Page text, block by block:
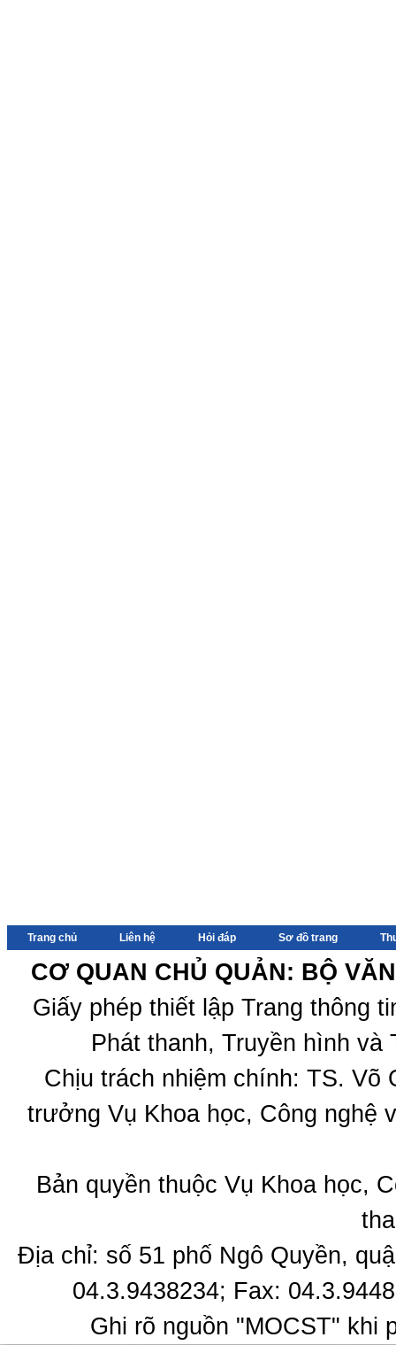
Trang chủ Liên hệ Hỏi đáp Sơ đồ trang
CƠ QUAN CHỦ QUẢN: BỘ
Giấy phép thiết lập Trang thông
Phát thanh, Truyền hình
Chịu trách nhiệm chính: TS.
trưởng Vụ Khoa học, Công nghệ
Bản quyền thuộc Vụ Khoa học,
Địa chỉ: số 51 phố Ngô Quyền,
04.3.9438234; Fax:
Ghi rõ nguồn "MOCST" khi